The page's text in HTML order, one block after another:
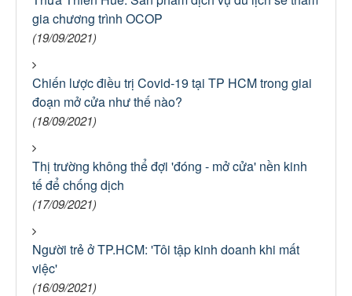
gia chương trình OCOP
(19/09/2021)
Chiến lược điều trị Covid-19 tại TP HCM trong giai
đoạn mở cửa như thế nào?
(18/09/2021)
Thị trường không thể đợi 'đóng - mở cửa' nền kinh
tế để chống dịch
(17/09/2021)
Người trẻ ở TP.HCM: 'Tôi tập kinh doanh khi mất
việc'
(16/09/2021)